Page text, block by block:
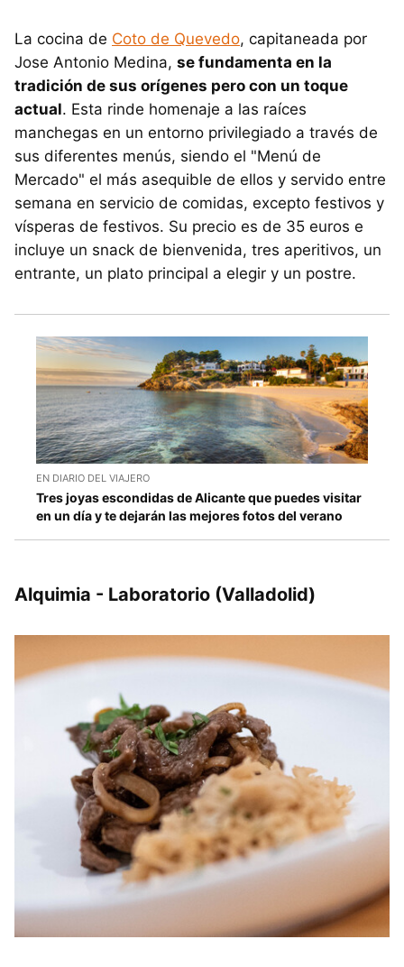
La cocina de Coto de Quevedo, capitaneada por
Jose Antonio Medina, se fundamenta en la
tradición de sus orígenes pero con un toque
actual. Esta rinde homenaje a las raíces
manchegas en un entorno privilegiado a través de
sus diferentes menús, siendo el "Menú de
Mercado" el más asequible de ellos y servido entre
semana en servicio de comidas, excepto festivos y
vísperas de festivos. Su precio es de 35 euros e
incluye un snack de bienvenida, tres aperitivos, un
entrante, un plato principal a elegir y un postre.
EN DIARIO DEL VIAJERO
Tres joyas escondidas de Alicante que puedes visitar
en un día y te dejarán las mejores fotos del verano
Alquimia - Laboratorio (Valladolid)